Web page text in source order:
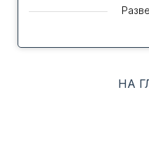
увеличенной на 20%
размере: размер НА